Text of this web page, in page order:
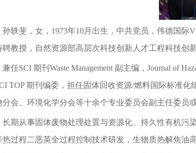
孙轶斐，女，1973年10月出生，中共党员，伟德国际
聘教授，自然资源部高层次科技创新人才工程科技创
兼任SCI 期刊Waste Management 副主编，Journal of
TOP 期刊编委，担任固体回收资源/燃料国际标准
分会、环境化学分会等十余个专业委员会副主任委员或
长期从事固体废物处理处置与资源化、持久性有机污
热过程二恶英全过程控制技术研发，生物质热解焦油